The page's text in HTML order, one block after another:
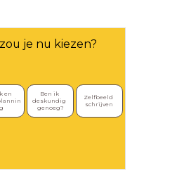
je nu kiezen?
en
g
Ben ik
deskundig
genoeg?
Zelfbeeld
schrijven